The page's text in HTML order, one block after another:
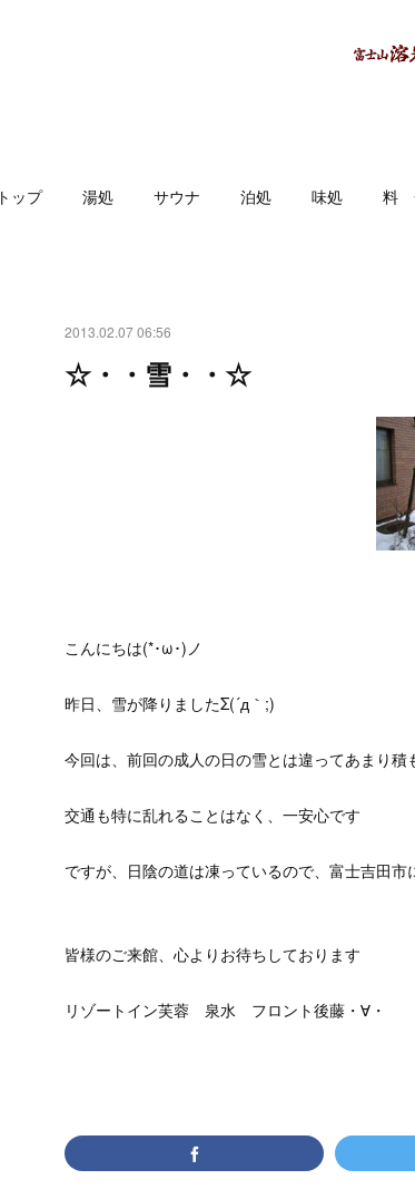
トップ 湯処 サウナ 泊処 味処 料
2013.02.07 06:56
☆・・雪・・☆
こんにちは(*･ω･)ノ
昨日、雪が降りましたΣ(´д｀;)
今回は、前回の成人の日の雪とは違ってあまり
交通も特に乱れることはなく、一安心です
ですが、日陰の道は凍っているので、富士吉田
皆様のご来館、心よりお待ちしております
リゾートイン芙蓉 泉水 フロント後藤・∀・